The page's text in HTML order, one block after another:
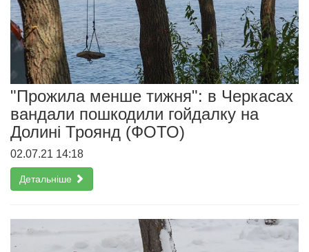
"Прожила менше тижня": в Черкасах
вандали пошкодили гойдалку на
Долині Троянд (ФОТО)
02.07.21 14:18
Детальніше